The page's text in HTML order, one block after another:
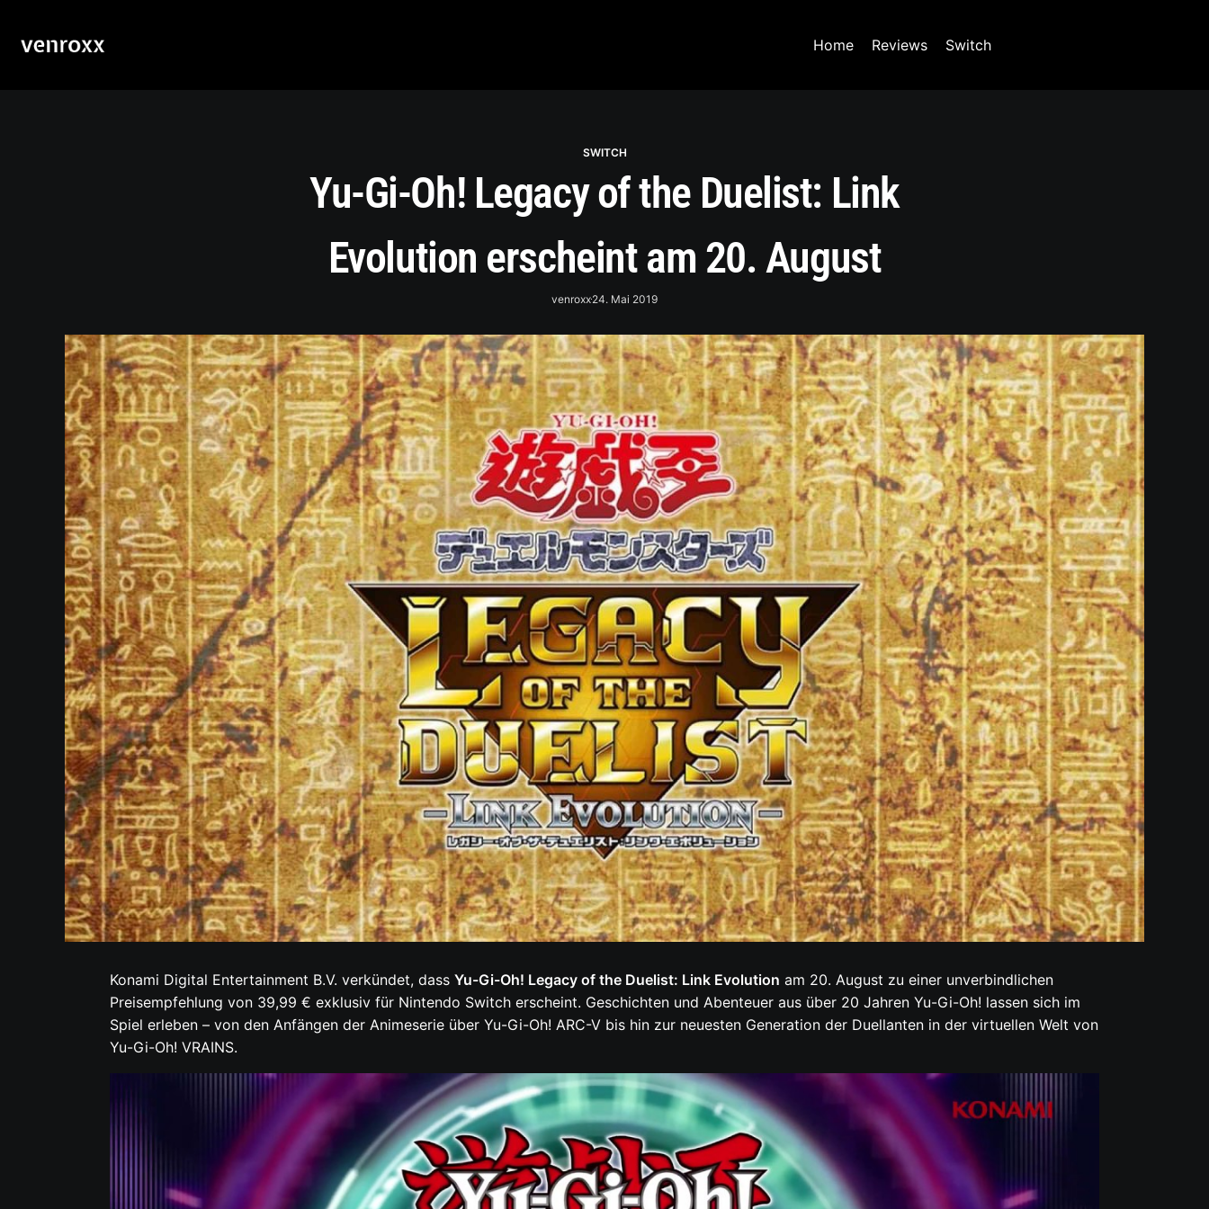
Home Reviews Switch
SWITCH
Yu-Gi-Oh! Legacy of the Duelist: Link
Evolution erscheint am 20. August
venroxx24. Mai 2019
Konami Digital Entertainment B.V. verkündet, dassYu-Gi-Oh! Legacy of the Duelist: Link Evolution am 20. August zu einer unverbindlichen
Preisempfehlung von 39,99 € exklusiv für Nintendo Switch erscheint. Geschichten und Abenteuer aus über 20 Jahren Yu-Gi-Oh! lassen sich im
Spiel erleben – von den Anfängen der Animeserie über Yu-Gi-Oh! ARC-V bis hin zur neuesten Generation der Duellanten in der virtuellen Welt von
Yu-Gi-Oh! VRAINS.